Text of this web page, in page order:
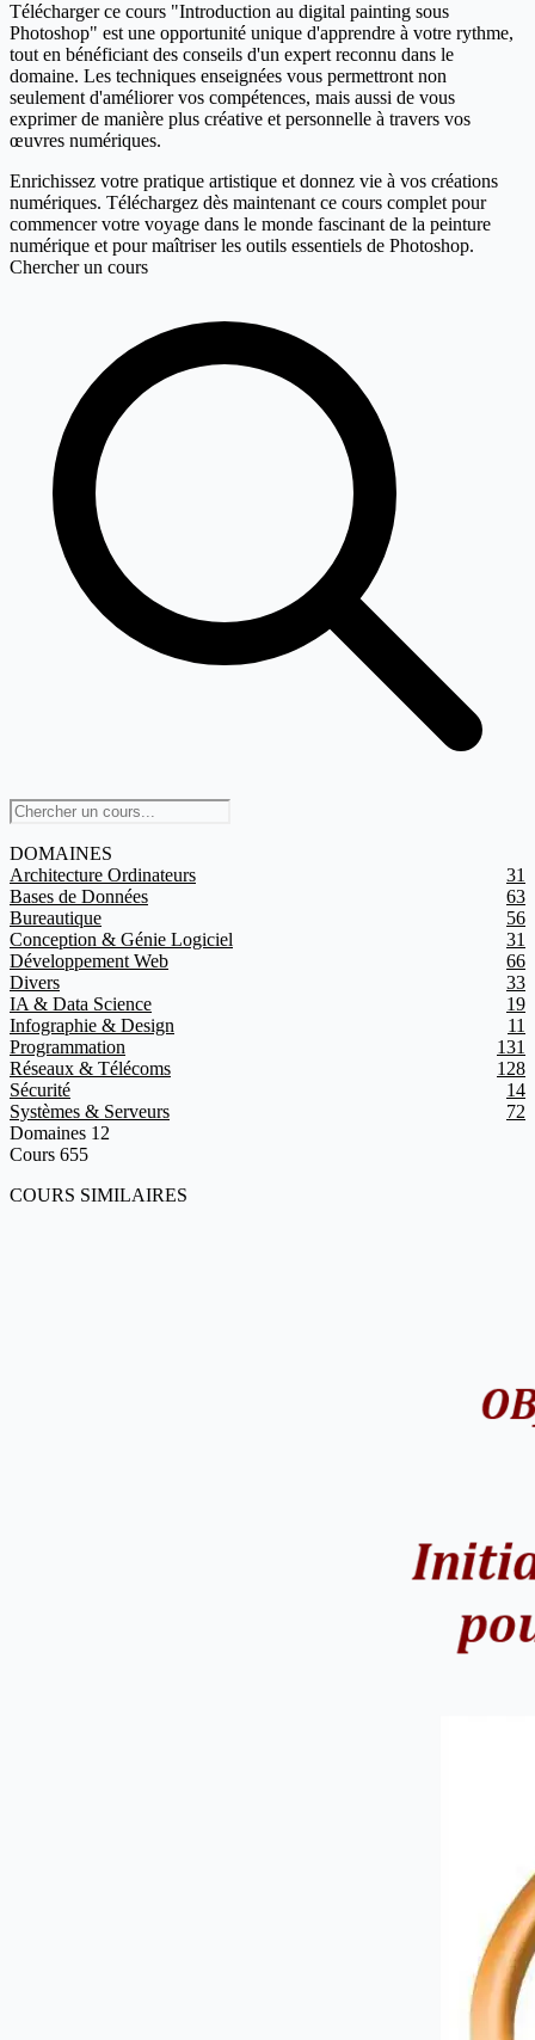
Télécharger ce cours "Introduction au digital painting sous
Photoshop" est une opportunité unique d'apprendre à votre rythme,
tout en bénéficiant des conseils d'un expert reconnu dans le
domaine. Les techniques enseignées vous permettront non
seulement d'améliorer vos compétences, mais aussi de vous
exprimer de manière plus créative et personnelle à travers vos
œuvres numériques.
Enrichissez votre pratique artistique et donnez vie à vos créations
numériques. Téléchargez dès maintenant ce cours complet pour
commencer votre voyage dans le monde fascinant de la peinture
numérique et pour maîtriser les outils essentiels de Photoshop.
Chercher un cours
DOMAINES
Architecture Ordinateurs
31
Bases de Données
63
Bureautique
56
Conception & Génie Logiciel
31
Développement Web
66
Divers
33
IA & Data Science
19
Infographie & Design
11
Programmation
131
Réseaux & Télécoms
128
Sécurité
14
Systèmes & Serveurs
72
Domaines 12
Cours 655
COURS SIMILAIRES